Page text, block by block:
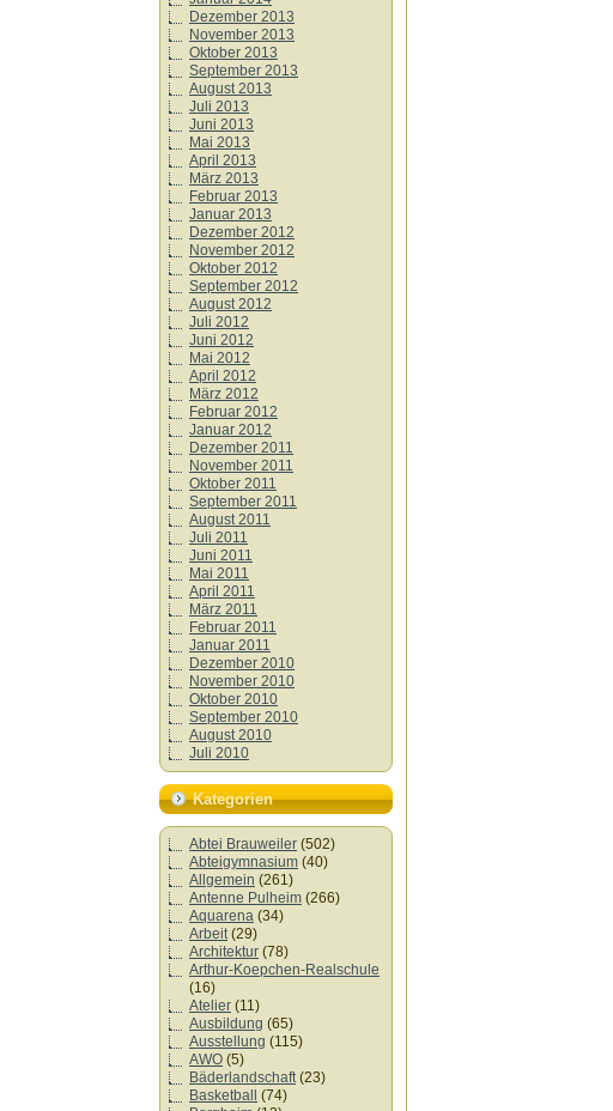
Dezember 2013
November 2013
Oktober 2013
September 2013
August 2013
Juli 2013
Juni 2013
Mai 2013
April 2013
März 2013
Februar 2013
Januar 2013
Dezember 2012
November 2012
Oktober 2012
September 2012
August 2012
Juli 2012
Juni 2012
Mai 2012
April 2012
März 2012
Februar 2012
Januar 2012
Dezember 2011
November 2011
Oktober 2011
September 2011
August 2011
Juli 2011
Juni 2011
Mai 2011
April 2011
März 2011
Februar 2011
Januar 2011
Dezember 2010
November 2010
Oktober 2010
September 2010
August 2010
Juli 2010
Kategorien
Abtei Brauweiler (502)
Abteigymnasium (40)
Allgemein (261)
Antenne Pulheim (266)
Aquarena (34)
Arbeit(29)
Architektur (78)
Arthur-Koepchen-Realschule
(16)
Atelier (11)
Ausbildung (65)
Ausstellung (115)
AWO (5)
Bäderlandschaft(23)
Basketball
(74)